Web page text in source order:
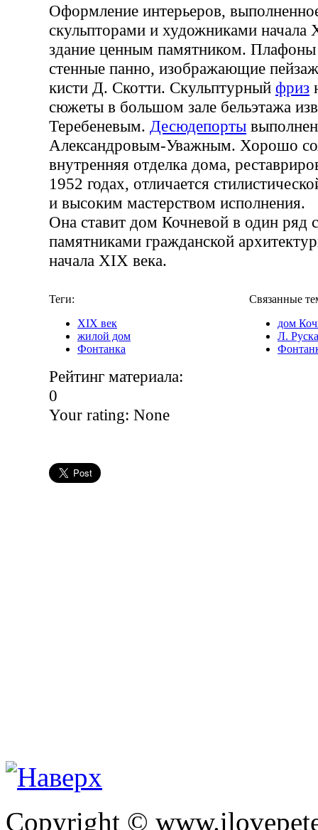
Оформление интерьеров,
скульпторами и художниками начала
здание ценным памятником.
стенные панно, изображающие
кисти Д. Скотти. Скульптурный фриз
сюжеты в большом зале бельэтажа
Теребеневым. Десюдепорты
Александровым-Уважным. Хорошо
внутренняя отделка дома,
1952 годах, отличается
и высоким мастерством исполнения.
Она ставит дом Кочневой в один ряд
памятниками гражданской
начала XIX века.
Теги:
XIX век
жилой дом
Фонтанка
Связанные
дом
Л. Руска
Рейтинг материала:
0
Your rating: None
Copyright ©